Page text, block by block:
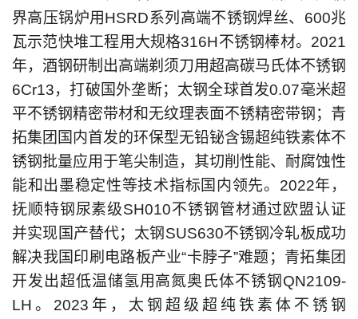
界高压锅炉用HSRD系列高端不锈钢焊丝、600兆
瓦示范快堆工程用大规格316H不锈钢棒材。2021
年，酒钢研制出高端剃须刀用超高碳马氏体不锈钢
6Cr13，打破国外垄断；太钢全球首发0.07毫米超
平不锈钢精密带材和无纹理表面不锈精密带钢；青
拓集团国内首发的环保型无铅铋含锡超纯铁素体不
锈钢批量应用于笔尖制造，其切削性能、耐腐蚀性
能和出墨稳定性等技术指标国内领先。2022年，
抚顺特钢尿素级SH010不锈钢管材通过欧盟认证
并实现国产替代；太钢SUS630不锈钢冷轧板成功
解决我国印刷电路板产业“卡脖子”难题；青拓集团
开发出超低温储氢用高氮奥氏体不锈钢QN2109-
LH。2023年，太钢超级超纯铁素体不锈钢